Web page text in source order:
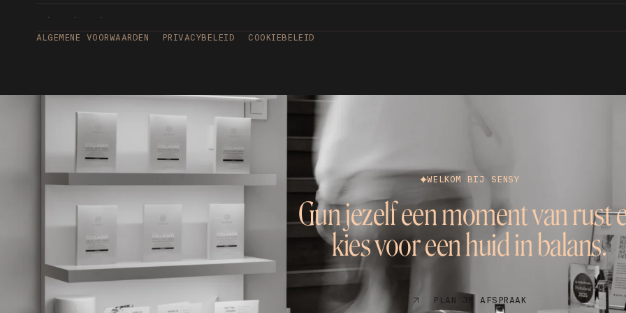
ALGEMENE VOORWAARDEN PRIVACYBELEID COOKIEBELEID
WELKOM BIJ SENSY
Gun jezelf een moment van rust
kies voor een huid in balans.
PLAN JE AFSPRAAK